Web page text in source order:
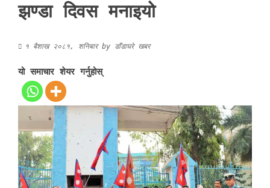
झण्डा दिवस मनाइयो
१ बैशाख २०८१, शनिबारby डाँडाघरे खबर
यो समाचार शेयर गर्नुहोस्